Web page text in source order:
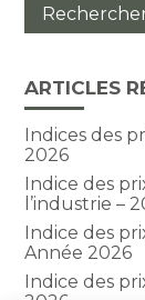
ARTICLES
Indices des
2026
Indice des
l’industrie –
Indice des
Année 2026
Indice des